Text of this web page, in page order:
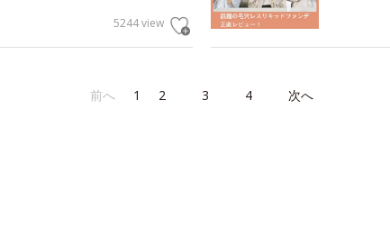
5244 view
前へ 1 2 3 4 次へ